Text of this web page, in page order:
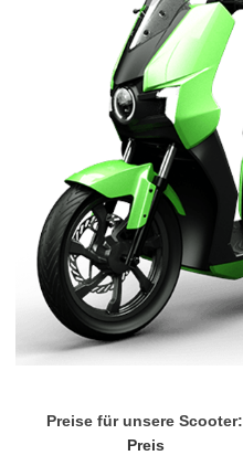
Preise für unsere Scooter:
Preis